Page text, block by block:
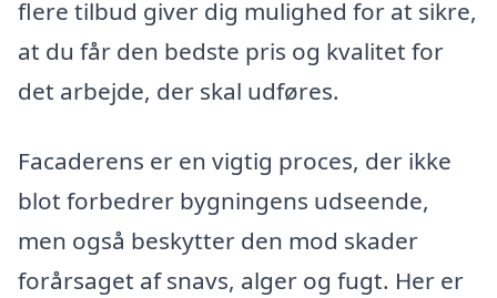
flere tilbud giver dig mulighed for at sikre,
at du får den bedste pris og kvalitet for
det arbejde, der skal udføres.
Facaderens er en vigtig proces, der ikke
blot forbedrer bygningens udseende,
men også beskytter den mod skader
forårsaget af snavs, alger og fugt. Her er